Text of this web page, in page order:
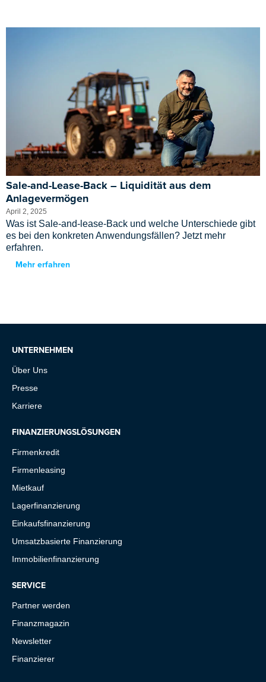
Sale-and-Lease-Back – Liquidität aus dem
Anlagevermögen
April 2, 2025
Was ist Sale-and-lease-Back und welche Unterschiede gibt
es bei den konkreten Anwendungsfällen? Jetzt mehr
erfahren.
Mehr erfahren
UNTERNEHMEN
Über Uns
Presse
Karriere
FINANZIERUNGSLÖSUNGEN
Firmenkredit
Firmenleasing
Mietkauf
Lagerfinanzierung
Einkaufsfinanzierung
Umsatzbasierte Finanzierung
Immobilienfinanzierung
SERVICE
Partner werden
Finanzmagazin
Newsletter
Finanzierer